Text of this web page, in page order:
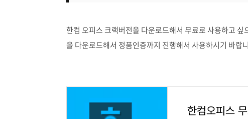
한컴 오피스 크랙버전을 다운로드해서 무료로 사용하고
을 다운로드해서 정품인증까지 진행해서 사용하시기 바랍